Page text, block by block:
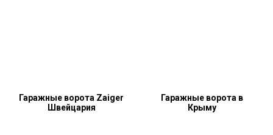
Гаражные ворота Zaiger
Швейцария
Гаражные ворота в
Крыму